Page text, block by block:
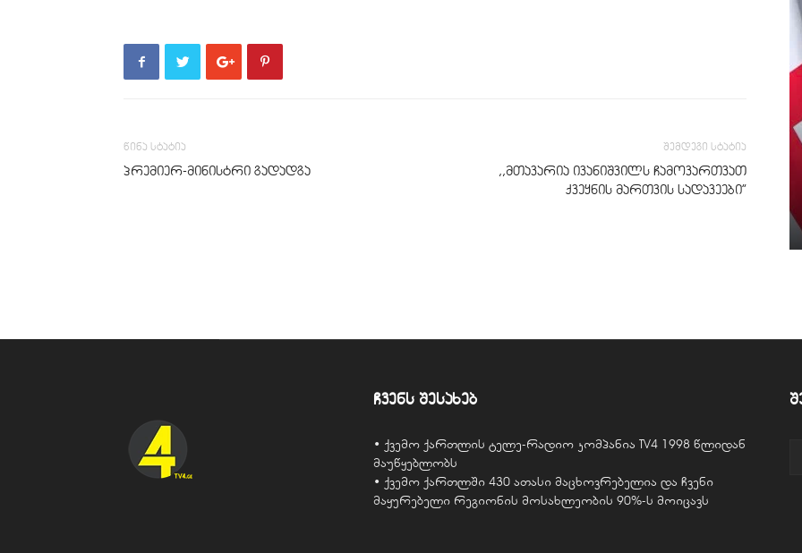
წინა სტატია
პრემიერ-მინისტრი გადადგა
შემდეგი სტატია
,,მთავარია ივანიშვილს ჩამოვართვათ
ქვეყნის მართვის სადავეები”
ჩვენს შესახებ
• ქვემო ქართლის ტელე-რადიო კომპანია TV4 1998 წლიდან
მაუწყებლობს
• ქვემო ქართლში 430 ათასი მაცხოვრებელია და ჩვენი
მაყურებელი რეგიონის მოსახლეობის 90%-ს მოიცავს